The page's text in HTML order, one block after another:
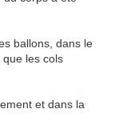
ballons, dans le
les cols
et dans la